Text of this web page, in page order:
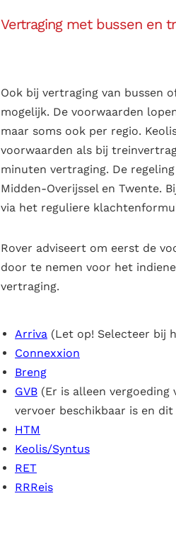
Vertraging met bussen en
Ook bij vertraging van bussen
mogelijk. De voorwaarden
maar soms ook per regio.
voorwaarden als bij
minuten vertraging. De
Midden-Overijssel en Twente.
via het reguliere
Rover adviseert om eerst de
door te nemen voor het
vertraging.
Arriva (Let op! Selecteer bij
Connexxion
Breng
GVB (Er is alleen
vervoer beschikbaar is en dit
HTM
Keolis/Syntus
RET
RRReis